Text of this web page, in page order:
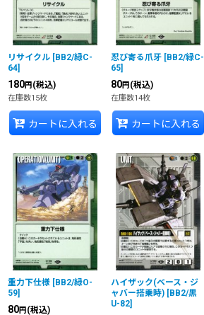
リサイクル [BB2/緑C-
64]
180円 (税込)
在庫数15枚
カートに入れる
忍び寄る爪牙 [BB2/緑C-
65]
80円 (税込)
在庫数14枚
カートに入れる
重力下仕様 [BB2/緑O-
59]
80円 (税込)
ハイザック(ベース・ジ
ャバー搭乗時) [BB2/黒
U-82]